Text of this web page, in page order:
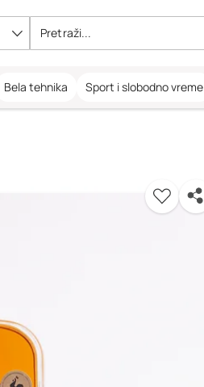
Bela tehnika Sport i slobodno vreme